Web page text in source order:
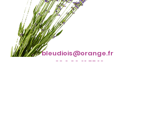
bleudiois@orange.fr
+33 6 86 21 77 16